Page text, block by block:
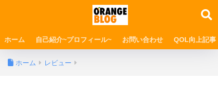
ホーム 自己紹介~プロフィール~ お問い合わせ QOL向上記事
ホーム レビュー